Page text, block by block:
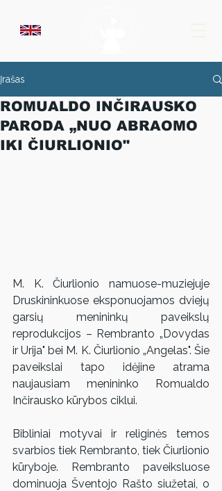
Įrašas
ROMUALDO INČIRAUSKO
PARODA „NUO ABRAOMO
IKI ČIURLIONIO"
M. K. Čiurlionio namuose-muziejuje
Druskininkuose eksponuojamos dviejų
garsių menininkų paveikslų
reprodukcijos – Rembranto „Dovydas
ir Urija" bei M. K. Čiurlionio „Angelas". Šie
paveikslai tapo idėjine atrama
naujausiam menininko Romualdo
Inčirausko kūrybos ciklui.
Bibliniai motyvai ir religinės temos
svarbios tiek Rembranto, tiek Čiurlionio
kūryboje. Rembranto paveiksluose
dominuoja Šventojo Rašto siužetai, o